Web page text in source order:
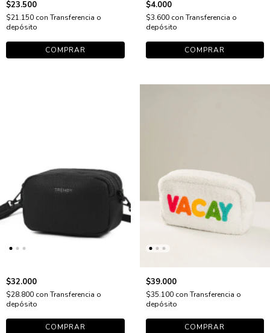
$23.500
$21.150 con Transferencia o
depósito
$4.000
$3.600 con Transferencia o
depósito
$32.000
$28.800 con Transferencia o
depósito
$39.000
$35.100 con Transferencia o
depósito